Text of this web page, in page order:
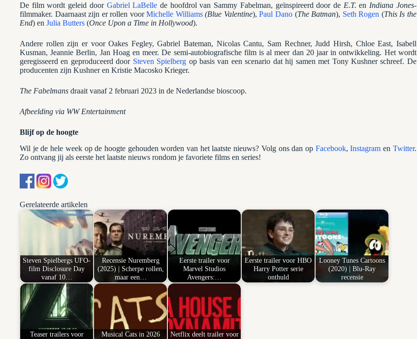
De film wordt geleid door Gabriel LaBelle de hoofdrol van Sammy Fabelman, geïnspireerd door de E.T. en Indiana Jones-
filmmaker. Daarnaast zijn er rollen voorMichelle Williams (Blue Valentine),Paul Dano (The Batman), Seth Rogen (This Is the
End) en Julia Butters (Once Upon a Time in Hollywood).
Andere rollen zijn er voor Oakes Fegley, Gabriel Bateman, Nicolas Cantu, Sam Rechner, Judd Hirsh, Chloe East, Isabell
Kusman, Jeannie Berlin, Jan Hoag en meer. De semi-autobiografische film is al meer dan 20 jaar in ontwikkeling. Het wordt
geregisseerd en geproduceerd door Steven Spielberg op basis van een scenario dat hij samen met Tony Kushner schreef. De
producenten zijn Kushner en Kristie Macosko Krieger.
The Fabelmans draait vanaf 2 februari 2023 in de Nederlandse bioscoop.
Afbeelding via WW Entertainment
Blijf op de hoogte
Wil je de hele week op de hoogte gehouden worden van het laatste nieuws? Volg ons dan op Facebook,Instagramen Twitter.
Zo ontvang jij als eerste het laatste nieuws rondom je favoriete films en series!
Gerelateerde artikelen
Steven Spielbergs UFO-
film Disclosure Day
vanaf 10…
Recensie Nuremberg
(2025) | Scherpe rollen,
maar een…
Eerste trailer voor
Marvel Studios
Avengers:…
Eerste trailer voor HBO
Harry Potter serie
onthuld
Looney Tunes Cartoons
(2020) | Blu-Ray
recensie
Teaser trailers voor
Musical Cats in 2026
Netflix deelt trailer voor